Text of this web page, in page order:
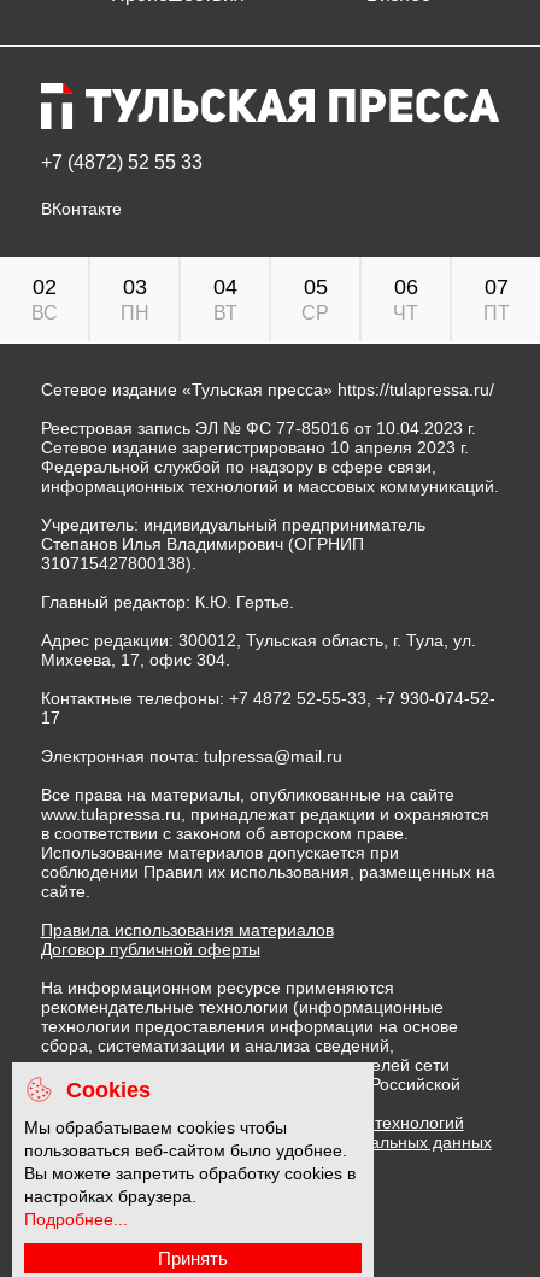
+7 (4872) 52 55 33
ВКонтакте
02
ВС
03
ПН
04
ВТ
05
СР
06
ЧТ
07
ПТ
Сетевое издание «Тульская пресса» https://tulapressa.ru/
Реестровая запись ЭЛ № ФС 77-85016 от 10.04.2023 г.
Сетевое издание зарегистрировано 10 апреля 2023 г.
Федеральной службой по надзору в сфере связи,
информационных технологий и массовых коммуникаций.
Учредитель: индивидуальный предприниматель
Степанов Илья Владимирович (ОГРНИП
310715427800138).
Главный редактор: К.Ю. Гертье.
Адрес редакции: 300012, Тульская область, г. Тула, ул.
Михеева, 17, офис 304.
Контактные телефоны: +7 4872 52-55-33, +7 930-074-52-
17
Электронная почта: tulpressa@mail.ru
Все права на материалы, опубликованные на сайте
www.tulapressa.ru, принадлежат редакции и охраняются
в соответствии с законом об авторском праве.
Использование материалов допускается при
соблюдении Правил их использования, размещенных на
сайте.
Правила использования материалов
Договор публичной оферты
На информационном ресурсе применяются
рекомендательные технологии (информационные
технологии предоставления информации на основе
сбора, систематизации и анализа сведений,
относящихся к предпочтениям пользователей сети
"Интернет", находящихся на территории Российской
Федерации)
Правила применения рекомендательных технологий
Политика в отношении обработки персональных данных
Политика обработки файлов cookie
16 +
Cookies
Мы обрабатываем cookies чтобы
пользоваться веб-сайтом было удобнее.
Вы можете запретить обработку cookies в
настройках браузера.
Подробнее...
Принять